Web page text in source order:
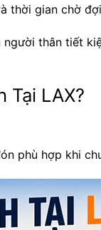
thời gian chờ
thân tiết
Tại LAX?
phù hợp khi